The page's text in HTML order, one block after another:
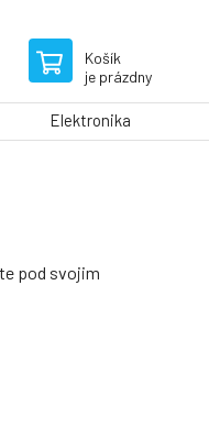
Košík
je prázdny
Elektronika
pod svojim